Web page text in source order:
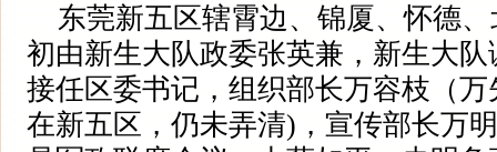
东莞新五区辖霄边、锦厦、怀德、
初由新生大队政委张英兼，新生大
接任区委书记，组织部长万容枝（
在新五区，仍未弄清)，宣传部长万